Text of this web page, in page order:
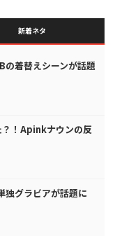
新着ネタ
の着替えシーンが話題
？！Apinkナウンの反
グラビアが話題に